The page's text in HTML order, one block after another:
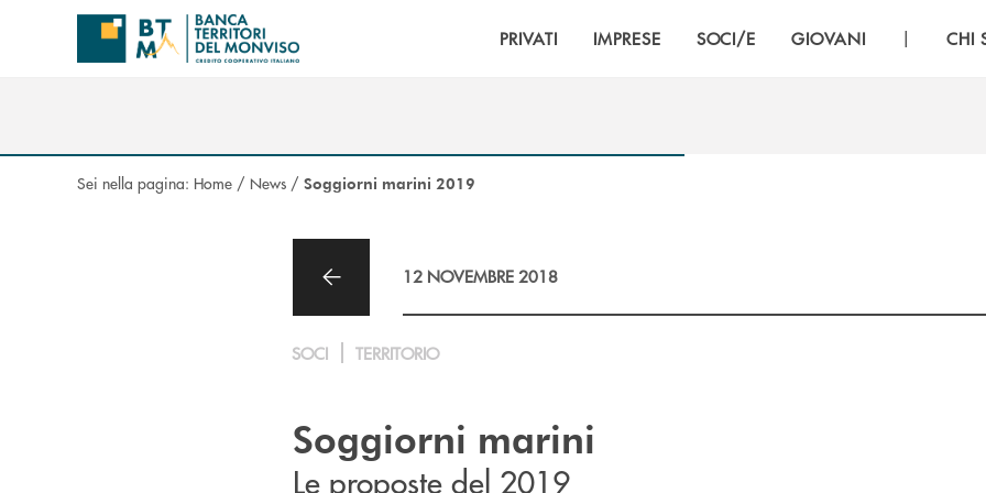
Salta al contenuto principale
PRIVATI IMPRESE SOCI/E GIOVANI | CHI
Sei nella pagina: Home / News / Soggiorni marini 2019
12 NOVEMBRE 2018
SOCI TERRITORIO
Soggiorni marini
Le proposte del 2019